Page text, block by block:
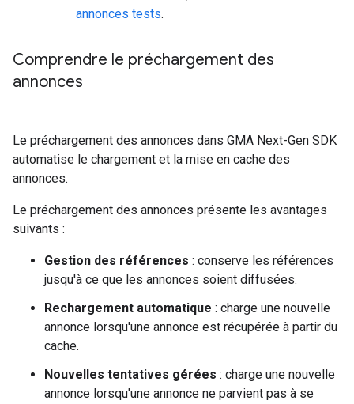
annonces tests.
Comprendre le préchargement des
annonces
Le préchargement des annonces dans GMA Next-Gen SDK
automatise le chargement et la mise en cache des
annonces.
Le préchargement des annonces présente les avantages
suivants :
Gestion des références : conserve les références
jusqu'à ce que les annonces soient diffusées.
Rechargement automatique : charge une nouvelle
annonce lorsqu'une annonce est récupérée à partir du
cache.
Nouvelles tentatives gérées : charge une nouvelle
annonce lorsqu'une annonce ne parvient pas à se